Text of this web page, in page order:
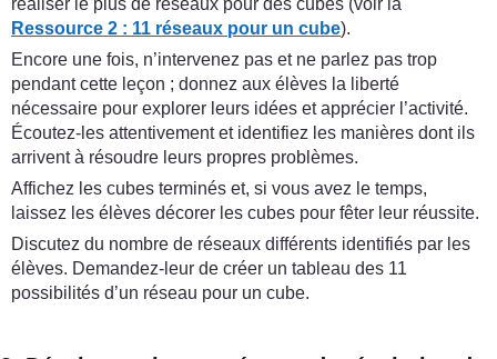
Ressource 2 : 11 réseaux pour un cube).
Encore une fois, n’intervenez pas et ne parlez pas trop
pendant cette leçon ; donnez aux élèves la liberté
nécessaire pour explorer leurs idées et apprécier l’activité.
Écoutez-les attentivement et identifiez les manières dont ils
arrivent à résoudre leurs propres problèmes.
Affichez les cubes terminés et, si vous avez le temps,
laissez les élèves décorer les cubes pour fêter leur réussite.
Discutez du nombre de réseaux différents identifiés par les
élèves. Demandez-leur de créer un tableau des 11
possibilités d’un réseau pour un cube.